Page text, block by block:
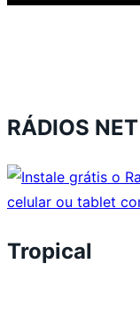
RÁDIOS NET
Tropical